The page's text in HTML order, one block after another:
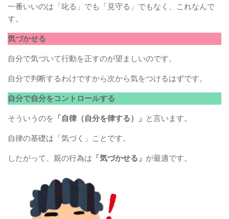
一番いいのは「叱る」でも「見守る」でもなく、これなんで
す。
気づかせる
自分で気づいて行動を正すのが望ましいのです。
自分で判断するわけですから次から気をつけるはずです。
自分で自分をコントロールする
そういうのを 「自律（自分を律する）」 と言います。
自律の基礎は「気づく」ことです。
したがって、親の行為は 「気づかせる」 が最適です。